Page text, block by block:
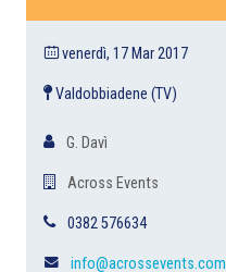
venerdì, 17 Mar 2017
Valdobbiadene (TV)
G. Davì
Across Events
0382 576634
info@acrossevents.com